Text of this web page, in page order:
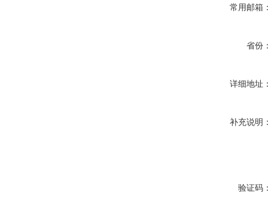
常用邮箱
省份
详细地址
补充说明
验证码